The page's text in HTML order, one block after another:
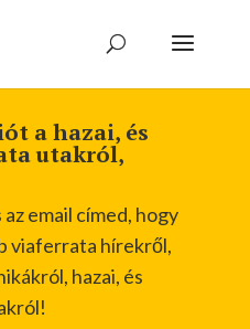
a hazai, és
utakról,
email címed, hogy
viaferrata hírekről,
hazai, és